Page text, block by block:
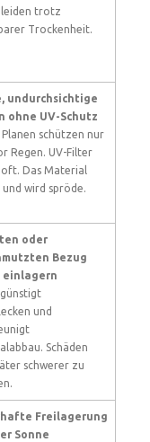
leiden trotz
Trockenheit.
undurchsichtige
ohne UV-Schutz
Planen schützen nur
Regen. UV-Filter
Das Material
und wird spröde.
oder
Bezug
einlagern
und
Schäden
schwerer zu
Freilagerung
Sonne